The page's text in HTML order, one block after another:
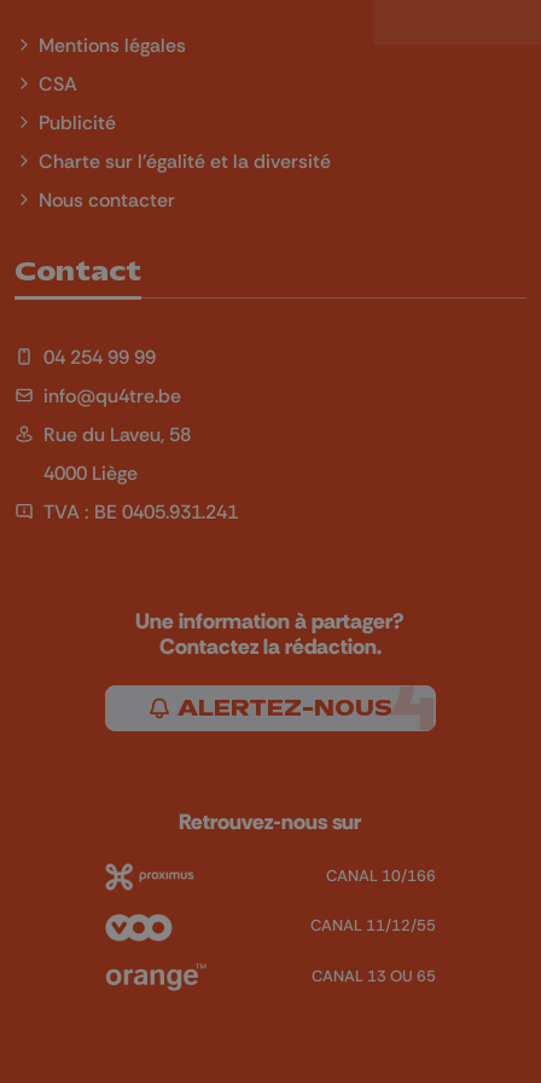
Mentions légales
CSA
Publicité
Charte sur l'égalité et la diversité
Nous contacter
Contact
04 254 99 99
info@qu4tre.be
Rue du Laveu, 58
4000 Liège
TVA : BE 0405.931.241
Une information à partager?
Contactez la rédaction.
ALERTEZ-NOUS
Retrouvez-nous sur
CANAL 10/166
CANAL 11/12/55
CANAL 13 OU 65